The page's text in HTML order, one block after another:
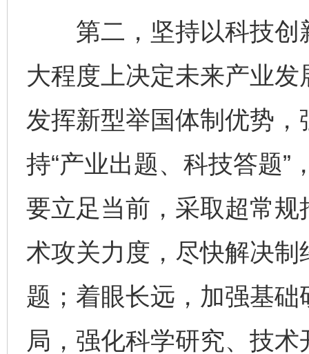
第二，坚持以科技创
大程度上决定未来产业
发挥新型举国体制优势
持“产业出题、科技答题”
要立足当前，采取超常
术攻关力度，尽快解决制
题；着眼长远，加强基
局，强化科学研究、技